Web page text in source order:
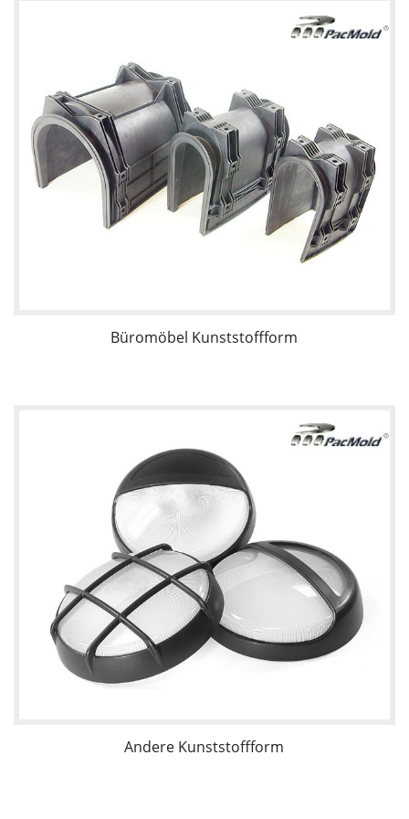
Büromöbel Kunststoffform
Andere Kunststoffform